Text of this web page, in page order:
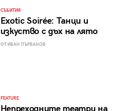
СЪБИТИЯ
Exotic Soirée: Танци и
изкуство с дъх на лято
ОТ ИВАН ПЪРВАНОВ
FEATURE
Непреходните театри на